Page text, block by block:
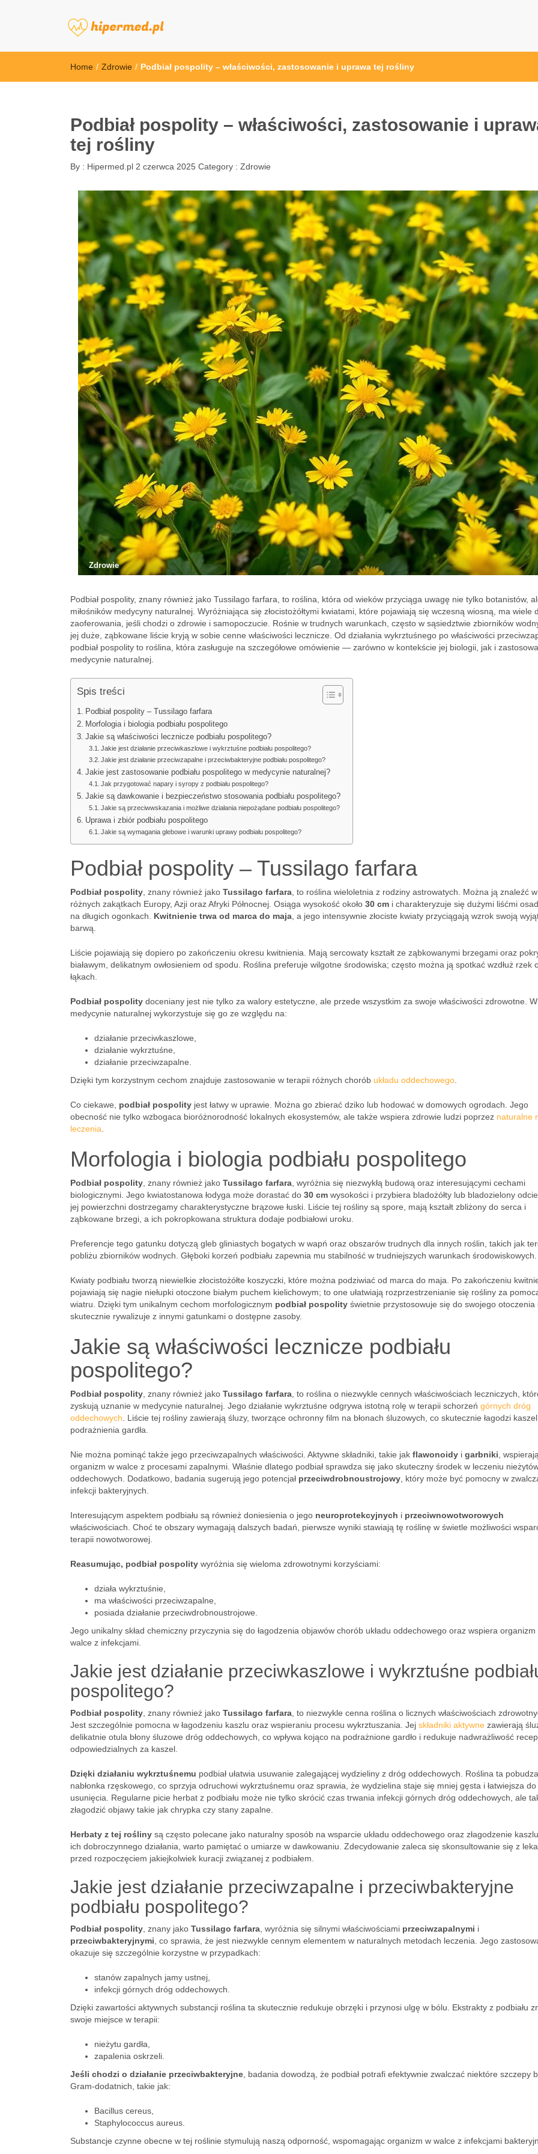
Home / Zdrowie / Podbiał pospolity – właściwości, zastosowanie i uprawa tej rośliny
Podbiał pospolity – właściwości, zastosowanie i
tej rośliny
By : Hipermed.pl 2 czerwca 2025 Category : Zdrowie
Zdrowie
Podbiał pospolity, znany również jako Tussilago farfara, to roślina, która od wieków przyciąga uwagę nie tylko botanistów,
miłośników medycyny naturalnej. Wyróżniająca się złocistożółtymi kwiatami, które pojawiają się wczesną wiosną, ma wiele
zaoferowania, jeśli chodzi o zdrowie i samopoczucie. Rośnie w trudnych warunkach, często w sąsiedztwie zbiorników
jej duże, ząbkowane liście kryją w sobie cenne właściwości lecznicze. Od działania wykrztuśnego po właściwości
podbiał pospolity to roślina, która zasługuje na szczegółowe omówienie — zarówno w kontekście jej biologii, jak i
medycynie naturalnej.
Spis treści
Podbiał pospolity – Tussilago farfara
Morfologia i biologia podbiału pospolitego
Jakie są właściwości lecznicze podbiału pospolitego?
Jakie jest działanie przeciwkaszlowe i wykrztuśne podbiału pospolitego?
Jakie jest działanie przeciwzapalne i przeciwbakteryjne podbiału pospolitego?
Jakie jest zastosowanie podbiału pospolitego w medycynie naturalnej?
Jak przygotować napary i syropy z podbiału pospolitego?
Jakie są dawkowanie i bezpieczeństwo stosowania podbiału pospolitego?
Jakie są przeciwwskazania i możliwe działania niepożądane podbiału pospolitego?
Uprawa i zbiór podbiału pospolitego
Jakie są wymagania glebowe i warunki uprawy podbiału pospolitego?
Podbiał pospolity – Tussilago farfara
Podbiał pospolity , znany również jako Tussilago farfara , to roślina wieloletnia z rodziny astrowatych. Można ją znaleźć w
różnych zakątkach Europy, Azji oraz Afryki Północnej. Osiąga wysokość około 30 cm i charakteryzuje się dużymi liśćmi
na długich ogonkach. Kwitnienie trwa od marca do maja , a jego intensywnie złociste kwiaty przyciągają wzrok swoją
barwą.
Liście pojawiają się dopiero po zakończeniu okresu kwitnienia. Mają sercowaty kształt ze ząbkowanymi brzegami oraz
białawym, delikatnym owłosieniem od spodu. Roślina preferuje wilgotne środowiska; często można ją spotkać wzdłuż rzek
łąkach.
Podbiał pospolity doceniany jest nie tylko za walory estetyczne, ale przede wszystkim za swoje właściwości zdrowotne. W
medycynie naturalnej wykorzystuje się go ze względu na:
działanie przeciwkaszlowe,
działanie wykrztuśne,
działanie przeciwzapalne.
Dzięki tym korzystnym cechom znajduje zastosowanie w terapii różnych chorób układu oddechowego
Co ciekawe, podbiał pospolity jest łatwy w uprawie. Można go zbierać dziko lub hodować w domowych ogrodach. Jego
obecność nie tylko wzbogaca bioróżnorodność lokalnych ekosystemów, ale także wspiera zdrowie ludzi poprzez naturalne
leczenia
Morfologia i biologia podbiału pospolitego
Podbiał pospolity , znany również jako Tussilago farfara , wyróżnia się niezwykłą budową oraz interesującymi cechami
biologicznymi. Jego kwiatostanowa łodyga może dorastać do 30 cm wysokości i przybiera bladożółty lub bladozielony
jej powierzchni dostrzegamy charakterystyczne brązowe łuski. Liście tej rośliny są spore, mają kształt zbliżony do serca i
ząbkowane brzegi, a ich pokropkowana struktura dodaje podbiałowi uroku.
Preferencje tego gatunku dotyczą gleb gliniastych bogatych w wapń oraz obszarów trudnych dla innych roślin, takich jak
pobliżu zbiorników wodnych. Głęboki korzeń podbiału zapewnia mu stabilność w trudniejszych warunkach środowiskowych.
Kwiaty podbiału tworzą niewielkie złocistożółte koszyczki, które można podziwiać od marca do maja. Po zakończeniu
pojawiają się nagie niełupki otoczone białym puchem kielichowym; to one ułatwiają rozprzestrzenianie się rośliny za
wiatru. Dzięki tym unikalnym cechom morfologicznym podbiał pospolity świetnie przystosowuje się do swojego otoczenia
skutecznie rywalizuje z innymi gatunkami o dostępne zasoby.
Jakie są właściwości lecznicze podbiału
pospolitego?
Podbiał pospolity , znany również jako Tussilago farfara , to roślina o niezwykle cennych właściwościach leczniczych,
zyskują uznanie w medycynie naturalnej. Jego działanie wykrztuśne odgrywa istotną rolę w terapii schorzeń górnych dróg
oddechowych . Liście tej rośliny zawierają śluzy, tworzące ochronny film na błonach śluzowych, co skutecznie łagodzi
podrażnienia gardła.
Nie można pominąć także jego przeciwzapalnych właściwości. Aktywne składniki, takie jak flawonoidy i garbniki , wspierają
organizm w walce z procesami zapalnymi. Właśnie dlatego podbiał sprawdza się jako skuteczny środek w leczeniu
oddechowych. Dodatkowo, badania sugerują jego potencjał przeciwdrobnoustrojowy , który może być pomocny w
infekcji bakteryjnych.
Interesującym aspektem podbiału są również doniesienia o jego neuroprotekcyjnych i przeciwnowotworowych
właściwościach. Choć te obszary wymagają dalszych badań, pierwsze wyniki stawiają tę roślinę w świetle możliwości
terapii nowotworowej.
Reasumując, podbiał pospolity wyróżnia się wieloma zdrowotnymi korzyściami:
działa wykrztuśnie,
ma właściwości przeciwzapalne,
posiada działanie przeciwdrobnoustrojowe.
Jego unikalny skład chemiczny przyczynia się do łagodzenia objawów chorób układu oddechowego oraz wspiera organizm
walce z infekcjami.
Jakie jest działanie przeciwkaszlowe i wykrztuśne
pospolitego?
Podbiał pospolity , znany również jako Tussilago farfara , to niezwykle cenna roślina o licznych właściwościach
Jest szczególnie pomocna w łagodzeniu kaszlu oraz wspieraniu procesu wykrztuszania. Jej składniki aktywne zawierają
delikatnie otula błony śluzowe dróg oddechowych, co wpływa kojąco na podrażnione gardło i redukuje nadwrażliwość
odpowiedzialnych za kaszel.
Dzięki działaniu wykrztuśnemu podbiał ułatwia usuwanie zalegającej wydzieliny z dróg oddechowych. Roślina ta
nabłonka rzęskowego, co sprzyja odruchowi wykrztuśnemu oraz sprawia, że wydzielina staje się mniej gęsta i łatwiejsza do
usunięcia. Regularne picie herbat z podbiału może nie tylko skrócić czas trwania infekcji górnych dróg oddechowych, ale
złagodzić objawy takie jak chrypka czy stany zapalne.
Herbaty z tej rośliny są często polecane jako naturalny sposób na wsparcie układu oddechowego oraz złagodzenie
ich dobroczynnego działania, warto pamiętać o umiarze w dawkowaniu. Zdecydowanie zaleca się skonsultowanie się z
przed rozpoczęciem jakiejkolwiek kuracji związanej z podbiałem.
Jakie jest działanie przeciwzapalne i przeciwbakteryjne
podbiału pospolitego?
Podbiał pospolity , znany jako Tussilago farfara , wyróżnia się silnymi właściwościami przeciwzapalnymi i
przeciwbakteryjnymi , co sprawia, że jest niezwykle cennym elementem w naturalnych metodach leczenia. Jego
okazuje się szczególnie korzystne w przypadkach:
stanów zapalnych jamy ustnej,
infekcji górnych dróg oddechowych.
Dzięki zawartości aktywnych substancji roślina ta skutecznie redukuje obrzęki i przynosi ulgę w bólu. Ekstrakty z podbiału
swoje miejsce w terapii:
nieżytu gardła,
zapalenia oskrzeli.
Jeśli chodzi o działanie przeciwbakteryjne , badania dowodzą, że podbiał potrafi efektywnie zwalczać niektóre szczepy
Gram-dodatnich, takie jak:
Bacillus cereus,
Staphylococcus aureus.
Substancje czynne obecne w tej roślinie stymulują naszą odporność, wspomagając organizm w walce z infekcjami